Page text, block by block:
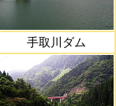
手取川ダム